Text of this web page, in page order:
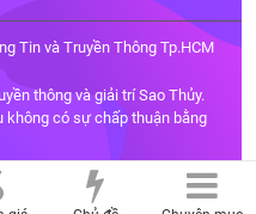
Tin và Truyền Thông Tp.HCM
thông và giải trí Sao Thủy.
không có sự chấp thuận bằng